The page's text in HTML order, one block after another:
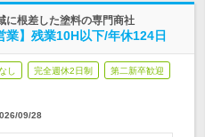
に根差した塗料の専門商社
】残業10H以下/年休124日
し 完全週休2日制 第二新卒歓迎
09/28